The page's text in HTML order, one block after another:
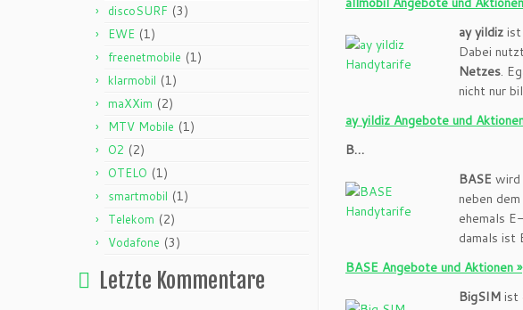
discoSURF (3)
EWE (1)
freenetmobile (1)
klarmobil (1)
maXXim (2)
MTV Mobile (1)
O2 (2)
OTELO (1)
smartmobil (1)
Telekom (2)
Vodafone (3)
Letzte Kommentare
ay yildiz
Dabei
Netzes.
nicht nur
ay yildiz Angebote und
B…
BASE wird
neben
ehemals
damals ist
BASE Angebote und Aktionen »
BigSIM ist